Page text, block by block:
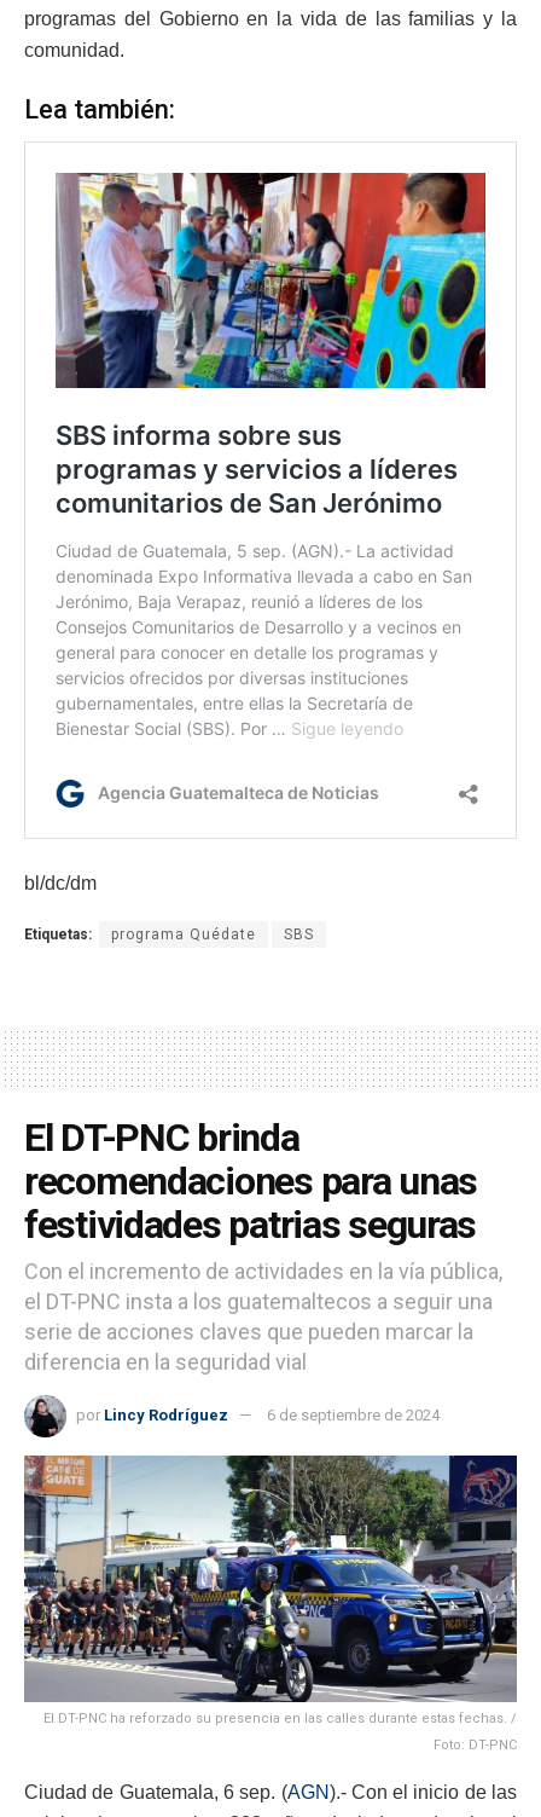
programas del Gobierno en la vida de las familias y la
comunidad.
Lea también:
bl/dc/dm
Etiquetas: programa Quédate SBS
El DT-PNC brinda
recomendaciones para unas
festividades patrias seguras
Con el incremento de actividades en la vía pública,
el DT-PNC insta a los guatemaltecos a seguir una
serie de acciones claves que pueden marcar la
diferencia en la seguridad vial
por Lincy Rodríguez 6 de septiembre de 2024
El DT-PNC ha reforzado su presencia en las calles durante estas fechas. /
Foto: DT-PNC
Ciudad de Guatemala, 6 sep. (AGN).- Con el inicio de las